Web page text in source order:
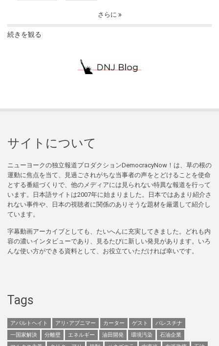
さらに
続きを観る
サイトについて
ニューヨークの独立報道プロダクションDemocracyNow！は、草の根の
運動に焦点を当て、見過ごされがちな当事者の声をとどけることを使命
とする番組づくりで、他のメディアには見られない特異な報道を行って
います。日本語サイトは2007年に始まりました。日本ではあまり紹介さ
れない事件や、日本の視聴者に関係のありそうな題材を厳選して紹介し
ています。
字幕動画アーカイブとしても、たいへんに充実してきました。どれも内
容の濃いインタビューであり、見るたびに新しい発見があります。いろ
んな使い方ができる資料として、お役立ていただければ幸いです。
Tags
アパルトヘイト アリ･アブニマー カーター ゲスト
パレスチナ
一国家解決
分離壁 エネルギー 油田開発 環境汚染
石油企業